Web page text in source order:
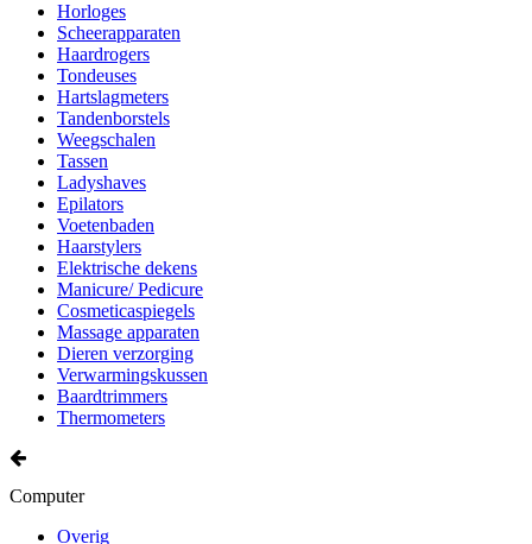
Horloges
Scheerapparaten
Haardrogers
Tondeuses
Hartslagmeters
Tandenborstels
Weegschalen
Tassen
Ladyshaves
Epilators
Voetenbaden
Haarstylers
Elektrische dekens
Manicure/ Pedicure
Cosmeticaspiegels
Massage apparaten
Dieren verzorging
Verwarmingskussen
Baardtrimmers
Thermometers
Computer
Overig